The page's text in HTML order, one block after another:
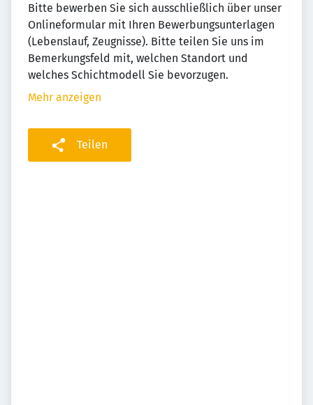
Bitte bewerben Sie sich ausschließlich über unser
Onlineformular mit Ihren Bewerbungsunterlagen
(Lebenslauf, Zeugnisse). Bitte teilen Sie uns im
Bemerkungsfeld mit, welchen Standort und
welches Schichtmodell Sie bevorzugen.
Mehr anzeigen
Teilen